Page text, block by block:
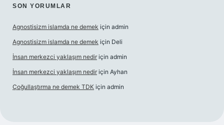
SON YORUMLAR
Agnostisizm islamda ne demek için admin
Agnostisizm islamda ne demek için Deli
İnsan merkezci yaklaşım nedir için admin
İnsan merkezci yaklaşım nedir için Ayhan
Çoğullaştırma ne demek TDK için admin